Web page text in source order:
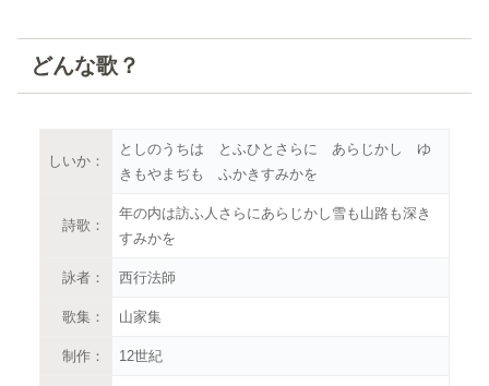
どんな歌？
しいか：
としのうちは とふひとさらに あらじかし ゆ
きもやまぢも ふかきすみかを
詩歌：
年の内は訪ふ人さらにあらじかし雪も山路も深き
すみかを
詠者： 西行法師
歌集： 山家集
制作： 12世紀